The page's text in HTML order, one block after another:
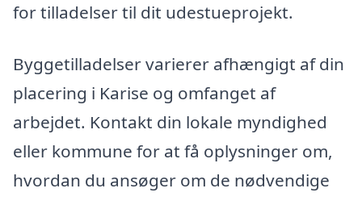
for tilladelser til dit udestueprojekt.
Byggetilladelser varierer afhængigt af din
placering i Karise og omfanget af
arbejdet. Kontakt din lokale myndighed
eller kommune for at få oplysninger om,
hvordan du ansøger om de nødvendige